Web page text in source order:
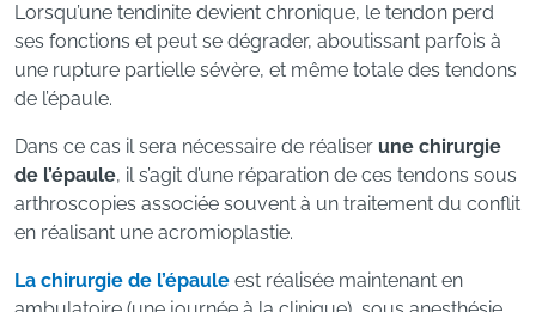
Lorsqu’une tendinite devient chronique, le tendon perd
ses fonctions et peut se dégrader, aboutissant parfois à
une rupture partielle sévère, et même totale des tendons
de l’épaule.
Dans ce cas il sera nécessaire de réaliser une chirurgie
de l’épaule, il s’agit d’une réparation de ces tendons sous
arthroscopies associée souvent à un traitement du conflit
en réalisant une acromioplastie.
La chirurgie de l’épaule est réalisée maintenant en